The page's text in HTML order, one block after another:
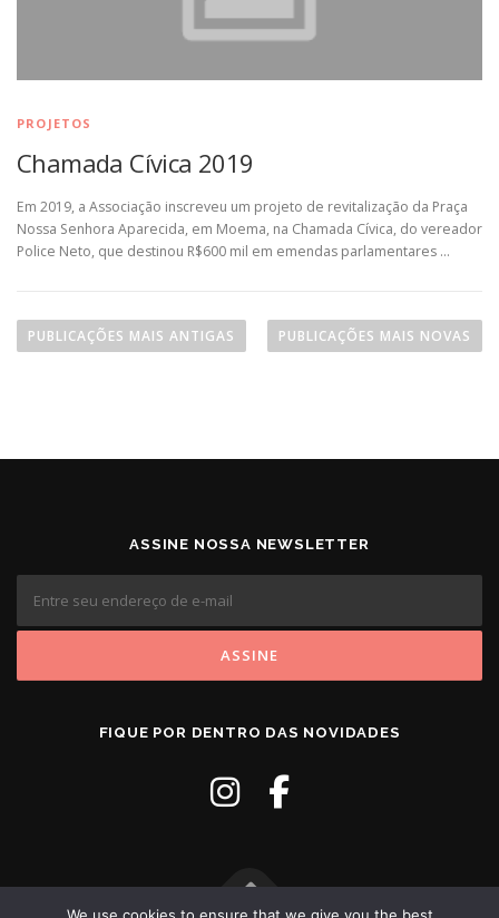
PROJETOS
Chamada Cívica 2019
Em 2019, a Associação inscreveu um projeto de revitalização da Praça
Nossa Senhora Aparecida, em Moema, na Chamada Cívica, do vereador
Police Neto, que destinou R$600 mil em emendas parlamentares …
a
r
o
PUBLICAÇÕES MAIS ANTIGAS PUBLICAÇÕES MAIS NOVAS
ASSINE NOSSA NEWSLETTER
FIQUE POR DENTRO DAS NOVIDADES